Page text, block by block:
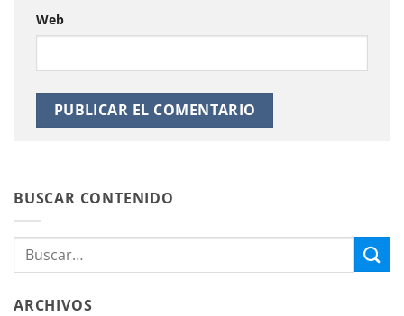
Web
BUSCAR CONTENIDO
ARCHIVOS